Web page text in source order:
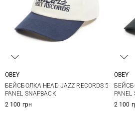
OBEY
БЕЙСБОЛКА HEAD JAZZ RECORDS 5
PANEL SNAPBACK
2 100 грн
OBEY
PANEL
2 100